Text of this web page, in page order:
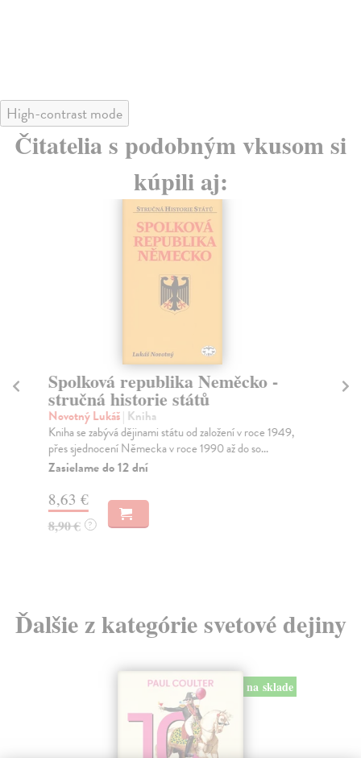
High-contrast mode
Čitatelia s podobným vkusom si
kúpili aj:
Spolková republika Neměcko -
stručná historie států
Novotný Lukáš| Kniha
Kniha se zabývá dějinami státu od založení v roce 1949,
přes sjednocení Německa v roce 1990 až do so...
Zasielame do 12 dní
8,63 €
8,90 € ?
Ďalšie z kategórie svetové dejiny
na sklade